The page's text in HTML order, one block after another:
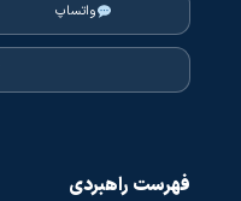
واتساپ
فهرست راهبردی